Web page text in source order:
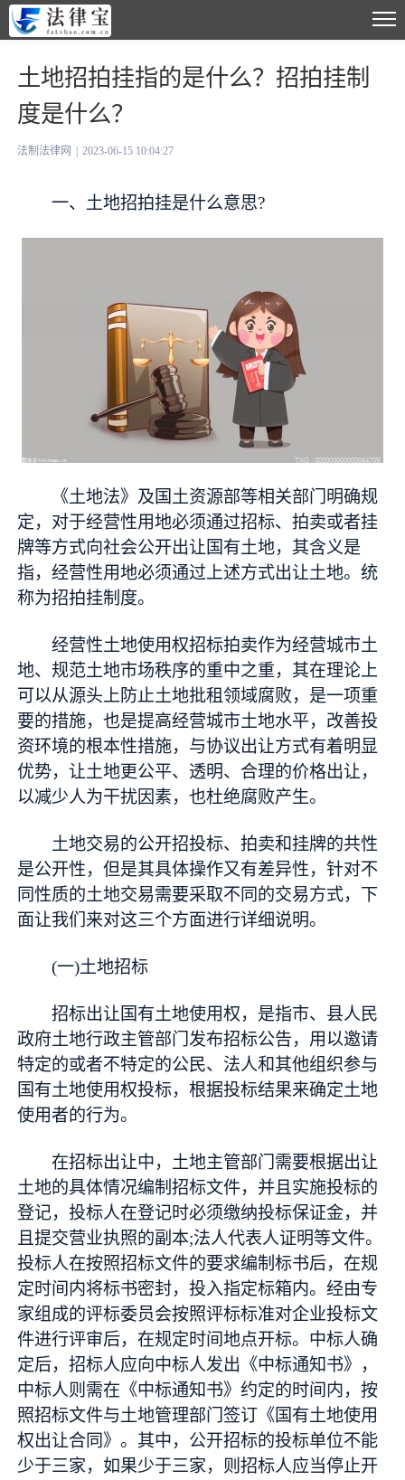
土地招拍挂指的是什么？招拍挂制
度是什么？
法制法律网 2023-06-15 10:04:27
一、土地招拍挂是什么意思?
《土地法》及国土资源部等相关部门明确规
定，对于经营性用地必须通过招标、拍卖或者挂
牌等方式向社会公开出让国有土地，其含义是
指，经营性用地必须通过上述方式出让土地。统
称为招拍挂制度。
经营性土地使用权招标拍卖作为经营城市土
地、规范土地市场秩序的重中之重，其在理论上
可以从源头上防止土地批租领域腐败，是一项重
要的措施，也是提高经营城市土地水平，改善投
资环境的根本性措施，与协议出让方式有着明显
优势，让土地更公平、透明、合理的价格出让，
以减少人为干扰因素，也杜绝腐败产生。
土地交易的公开招投标、拍卖和挂牌的共性
是公开性，但是其具体操作又有差异性，针对不
同性质的土地交易需要采取不同的交易方式，下
面让我们来对这三个方面进行详细说明。
(一)土地招标
招标出让国有土地使用权，是指市、县人民
政府土地行政主管部门发布招标公告，用以邀请
特定的或者不特定的公民、法人和其他组织参与
国有土地使用权投标，根据投标结果来确定土地
使用者的行为。
在招标出让中，土地主管部门需要根据出让
土地的具体情况编制招标文件，并且实施投标的
登记，投标人在登记时必须缴纳投标保证金，并
且提交营业执照的副本;法人代表人证明等文件。
投标人在按照招标文件的要求编制标书后，在规
定时间内将标书密封，投入指定标箱内。经由专
家组成的评标委员会按照评标标准对企业投标文
件进行评审后，在规定时间地点开标。中标人确
定后，招标人应向中标人发出《中标通知书》，
中标人则需在《中标通知书》约定的时间内，按
照招标文件与土地管理部门签订《国有土地使用
权出让合同》。其中，公开招标的投标单位不能
少于三家，如果少于三家，则招标人应当停止开